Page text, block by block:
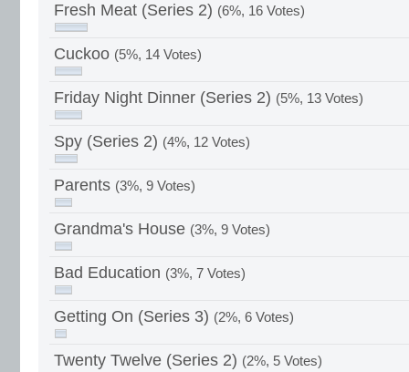
Fresh Meat (Series 2) (6%, 16 Votes)
Cuckoo (5%, 14 Votes)
Friday Night Dinner (Series 2) (5%, 13 Votes)
Spy (Series 2) (4%, 12 Votes)
Parents (3%, 9 Votes)
Grandma's House (3%, 9 Votes)
Bad Education (3%, 7 Votes)
Getting On (Series 3) (2%, 6 Votes)
Twenty Twelve (Series 2) (2%, 5 Votes)